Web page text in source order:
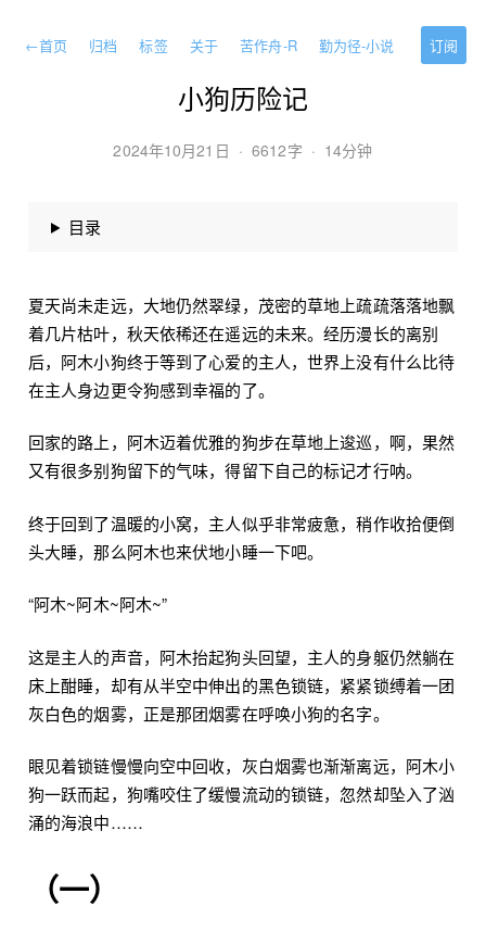
←首页 归档 标签 关于 苦作舟-R 勤为径-小说 订阅
小狗历险记
2024年10月21日 · 6612字 · 14分钟
目录
夏天尚未走远，大地仍然翠绿，茂密的草地上疏疏落落地飘
着几片枯叶，秋天依稀还在遥远的未来。经历漫长的离别
后，阿木小狗终于等到了心爱的主人，世界上没有什么比待
在主人身边更令狗感到幸福的了。
回家的路上，阿木迈着优雅的狗步在草地上逡巡，啊，果然
又有很多别狗留下的气味，得留下自己的标记才行呐。
终于回到了温暖的小窝，主人似乎非常疲惫，稍作收拾便倒
头大睡，那么阿木也来伏地小睡一下吧。
“阿木~阿木~阿木~”
这是主人的声音，阿木抬起狗头回望，主人的身躯仍然躺在
床上酣睡，却有从半空中伸出的黑色锁链，紧紧锁缚着一团
灰白色的烟雾，正是那团烟雾在呼唤小狗的名字。
眼见着锁链慢慢向空中回收，灰白烟雾也渐渐离远，阿木小
狗一跃而起，狗嘴咬住了缓慢流动的锁链，忽然却坠入了汹
涌的海浪中……
（一）